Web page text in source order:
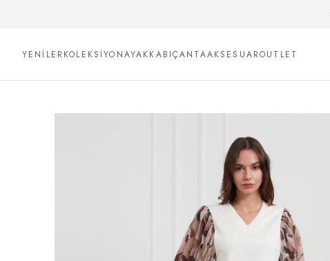
YENİLERKOLEKSİYONAYAKKABIÇANTAAKSESUAROUTLET